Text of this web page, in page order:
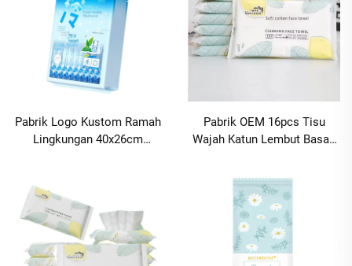
Pabrik Logo Kustom Ramah
Lingkungan 40x26cm
Militer Olahraga Perjalanan
MOQ10000packs
Pabrik OEM 16pcs Tisu
Wajah Katun Lembut Basah
Perawatan Feminin Ramah
Lingkungan Custom Logo
MOQ 10000 paket